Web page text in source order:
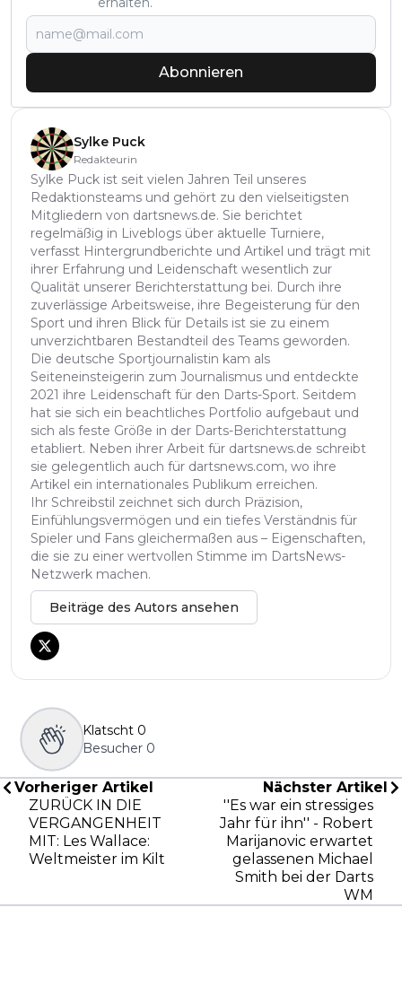
Abonnieren
Sylke Puck
Redakteurin
Sylke Puck ist seit vielen Jahren Teil unseres
Redaktionsteams und gehört zu den vielseitigsten
Mitgliedern von dartsnews.de. Sie berichtet
regelmäßig in Liveblogs über aktuelle Turniere,
verfasst Hintergrundberichte und Artikel und trägt mit
ihrer Erfahrung und Leidenschaft wesentlich zur
Qualität unserer Berichterstattung bei. Durch ihre
zuverlässige Arbeitsweise, ihre Begeisterung für den
Sport und ihren Blick für Details ist sie zu einem
unverzichtbaren Bestandteil des Teams geworden.
Die deutsche Sportjournalistin kam als
Seiteneinsteigerin zum Journalismus und entdeckte
2021 ihre Leidenschaft für den Darts-Sport. Seitdem
hat sie sich ein beachtliches Portfolio aufgebaut und
sich als feste Größe in der Darts-Berichterstattung
etabliert. Neben ihrer Arbeit für dartsnews.de schreibt
sie gelegentlich auch für dartsnews.com, wo ihre
Artikel ein internationales Publikum erreichen.
Ihr Schreibstil zeichnet sich durch Präzision,
Einfühlungsvermögen und ein tiefes Verständnis für
Spieler und Fans gleichermaßen aus – Eigenschaften,
die sie zu einer wertvollen Stimme im DartsNews-
Netzwerk machen.
Beiträge des Autors ansehen
Klatscht 0
Besucher 0
Vorheriger Artikel
ZURÜCK IN DIE
VERGANGENHEIT
MIT: Les Wallace:
Weltmeister im Kilt
Nächster Artikel
''Es war ein stressiges
Jahr für ihn'' - Robert
Marijanovic erwartet
gelassenen Michael
Smith bei der Darts
WM